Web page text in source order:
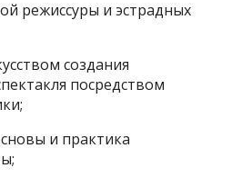
режиссуры и эстрадных
создания
посредством
и практика